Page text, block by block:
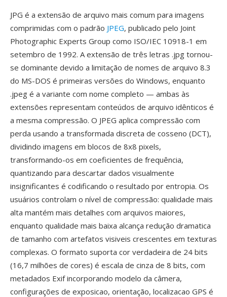
JPG é a extensão de arquivo mais comum para imagens
comprimidas com o padrão JPEG, publicado pelo Joint
Photographic Experts Group como ISO/IEC 10918-1 em
setembro de 1992. A extensão de três letras .jpg tornou-
se dominante devido a limitação de nomes de arquivo 8.3
do MS-DOS é primeiras versões do Windows, enquanto
.jpeg é a variante com nome completo — ambas às
extensões representam conteúdos de arquivo idênticos é
a mesma compressão. O JPEG aplica compressão com
perda usando a transformada discreta de cosseno (DCT),
dividindo imagens em blocos de 8x8 pixels,
transformando-os em coeficientes de frequência,
quantizando para descartar dados visualmente
insignificantes é codificando o resultado por entropia. Os
usuários controlam o nível de compressão: qualidade mais
alta mantém mais detalhes com arquivos maiores,
enquanto qualidade mais baixa alcança redução dramatica
de tamanho com artefatos visiveis crescentes em texturas
complexas. O formato suporta cor verdadeira de 24 bits
(16,7 milhões de cores) é escala de cinza de 8 bits, com
metadados Exif incorporando modelo da câmera,
configurações de exposicao, orientação, localizacao GPS é